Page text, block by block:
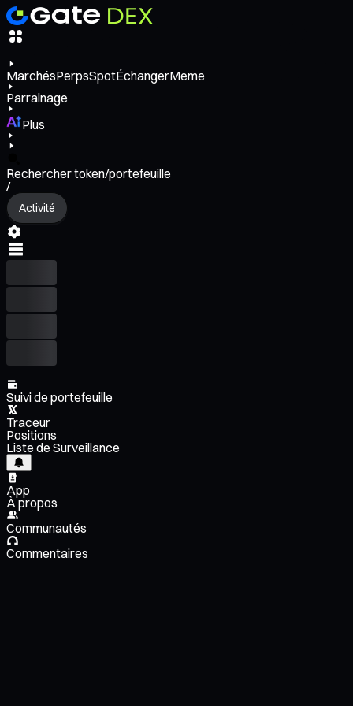
MarchésPerpsSpotÉchangerMeme
Parrainage
Plus
Rechercher token/portefeuille
/
Activité
Suivi de portefeuille
Traceur
Positions
Liste de Surveillance
App
À propos
Communautés
Commentaires